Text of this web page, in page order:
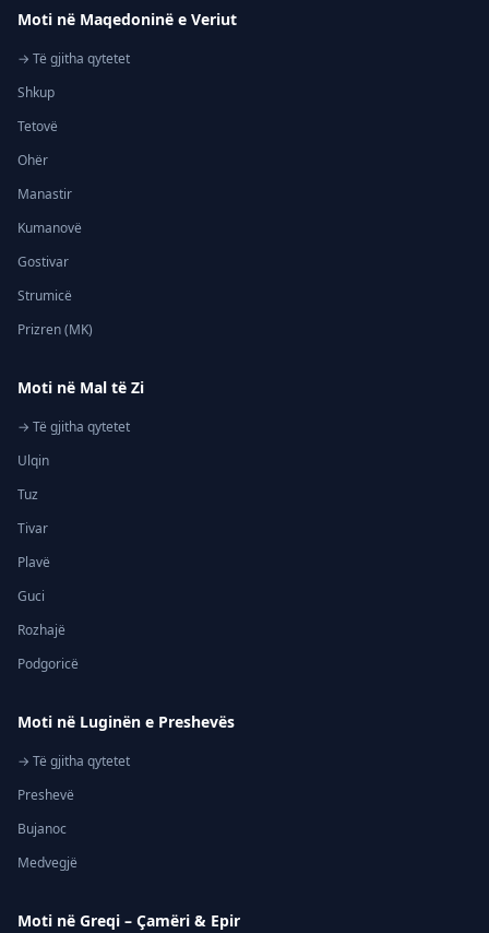
Moti në Maqedoninë e Veriut
→ Të gjitha qytetet
Shkup
Tetovë
Ohër
Manastir
Kumanovë
Gostivar
Strumicë
Prizren (MK)
Moti në Mal të Zi
→ Të gjitha qytetet
Ulqin
Tuz
Tivar
Plavë
Guci
Rozhajë
Podgoricë
Moti në Luginën e Preshevës
→ Të gjitha qytetet
Preshevë
Bujanoc
Medvegjë
Moti në Greqi – Çamëri & Epir